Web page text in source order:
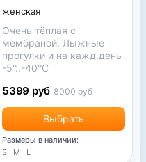
женская
Очень тёплая с
мембраной. Лыжные
прогулки и на кажд.день
-5°..-40°С
Выбрать
5399 руб 8000 руб
Размеры в наличии:
S
M L